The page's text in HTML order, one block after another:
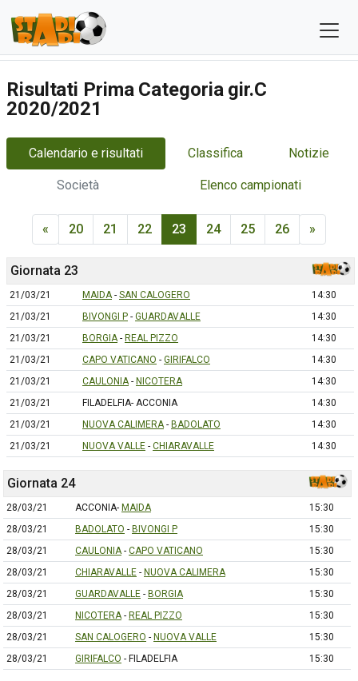
Risultati Prima Categoria gir.C
2020/2021
Calendario e risultati Classifica Notizie
Società Elenco campionati
« 20 21 22 23 24 25 26 »
Giornata 23
21/03/21 MAIDA- SAN CALOGERO
14:30
21/03/21
BIVONGI P - GUARDAVALLE
14:30
21/03/21
BORGIA- REAL PIZZO
14:30
21/03/21
CAPO VATICANO - GIRIFALCO
14:30
21/03/21
CAULONIA- NICOTERA
14:30
21/03/21
FILADELFIA- ACCONIA
14:30
21/03/21
NUOVA CALIMERA- BADOLATO
14:30
21/03/21
NUOVA VALLE - CHIARAVALLE 14:30
Giornata 24
28/03/21 ACCONIA- MAIDA
15:30
28/03/21
BADOLATO - BIVONGI P
15:30
28/03/21
CAULONIA- CAPO VATICANO
15:30
28/03/21
CHIARAVALLE - NUOVA CALIMERA
15:30
28/03/21
GUARDAVALLE - BORGIA
15:30
28/03/21
NICOTERA- REAL PIZZO
15:30
28/03/21
SAN CALOGERO - NUOVA VALLE
15:30
28/03/21
GIRIFALCO - FILADELFIA 15:30